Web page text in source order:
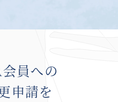
員への
申請を